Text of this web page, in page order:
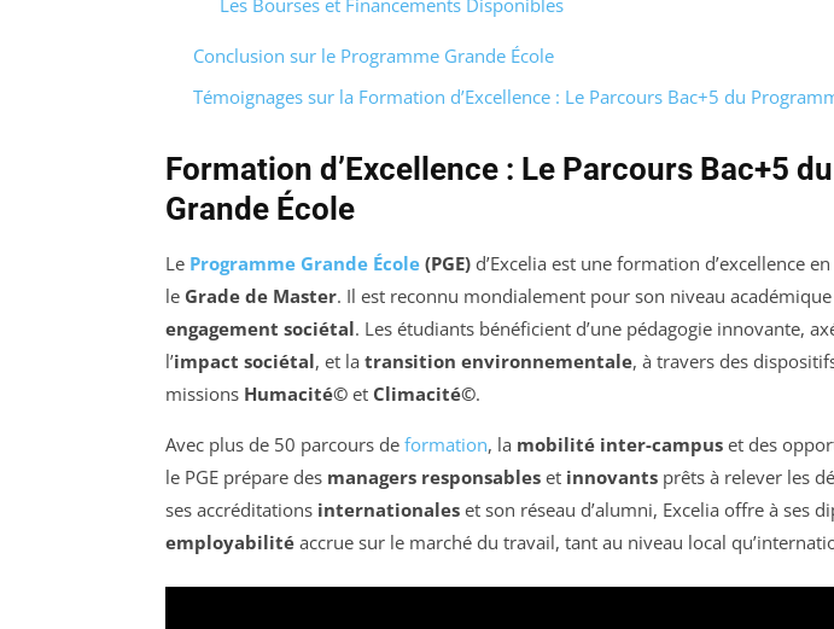
Conclusion sur le Programme Grande École
Témoignages sur la Formation d’Excellence : Le Parcours Bac+5 du
Formation d’Excellence : Le Parcours Bac+5
Grande École
Le Programme Grande École (PGE) d’Excelia est une formation d’excellence en
le Grade de Master. Il est reconnu mondialement pour son niveau
engagement sociétal. Les étudiants bénéficient d’une pédagogie innovante,
l’impact sociétal, et la transition environnementale, à travers des
missions Humacité© et Climacité©.
Avec plus de 50 parcours de formation, la mobilité inter-campus et des
le PGE prépare des managers responsables et innovants prêts à relever les
ses accréditations internationales et son réseau d’alumni, Excelia offre à ses
employabilité accrue sur le marché du travail, tant au niveau local